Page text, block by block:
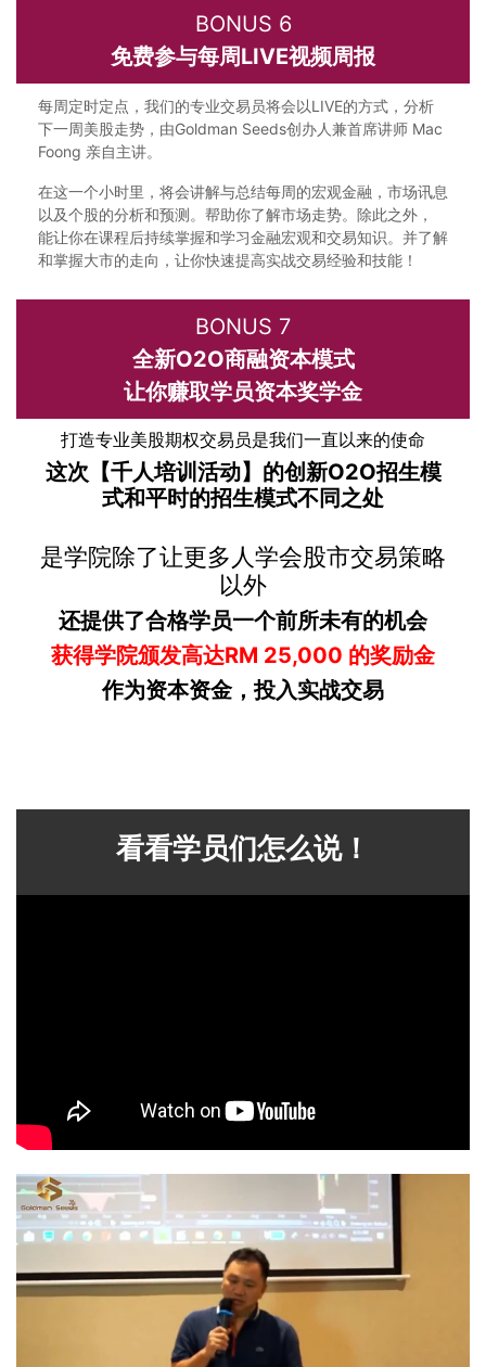
BONUS 6
免费参与每周LIVE视频周报
每周定时定点，我们的专业交易员将会以LIVE的方式，分析
下一周美股走势，由Goldman Seeds创办人兼首席讲师 Mac
Foong 亲自主讲。
在这一个小时里，将会讲解与总结每周的宏观金融，市场讯息
以及个股的分析和预测。帮助你了解市场走势。除此之外，
能让你在课程后持续掌握和学习金融宏观和交易知识。并了解
和掌握大市的走向，让你快速提高实战交易经验和技能！
BONUS 7
全新O2O商融资本模式
让你赚取学员资本奖学金
打造专业美股期权交易员是我们一直以来的使命
这次【千人培训活动】的创新O2O招生模
式和平时的招生模式不同之处
是学院除了让更多人学会股市交易策略
以外
还提供了合格学员一个前所未有的机会
获得学院颁发高达RM 25,000 的奖励金
作为资本资金，投入实战交易
看看学员们怎么说！